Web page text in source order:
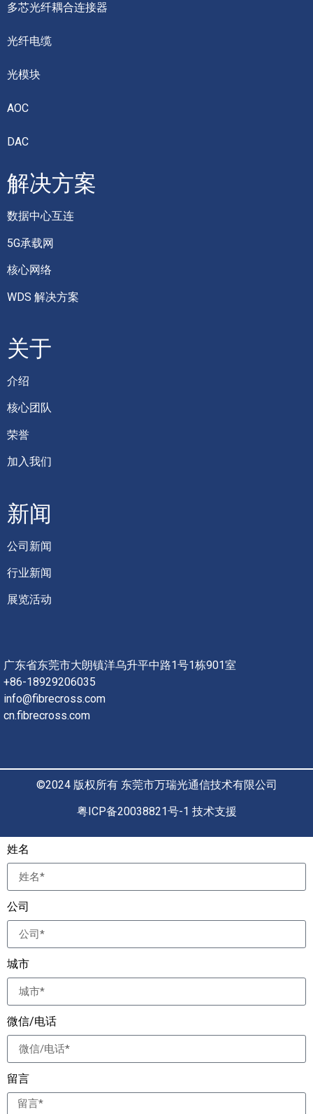
多芯光纤耦合连接器
光纤电缆
光模块
AOC
DAC
解决方案
数据中心互连
5G承载网
核心网络
WDS 解决方案
关于
介绍
核心团队
荣誉
加入我们
新闻
公司新闻
行业新闻
展览活动
广东省东莞市大朗镇洋乌升平中路1号1栋901室
+86-18929206035
info@fibrecross.com
cn.fibrecross.com
©2024 版权所有 东莞市万瑞光通信技术有限公司
粤ICP备20038821号-1 技术支援
姓名
公司
城市
微信/电话
留言